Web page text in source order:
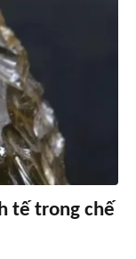
tế trong chế